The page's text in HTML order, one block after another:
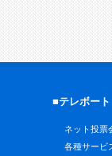
■テレボート
ネット投票
各種サービ